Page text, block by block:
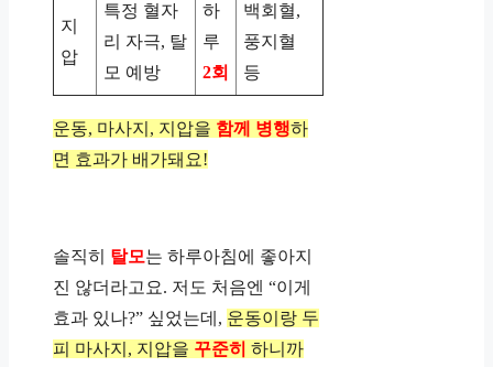
지
압
특정 혈자
리 자극, 탈
모 예방
하
루
2회
백회혈,
풍지혈
등
운동, 마사지, 지압을 함께 병행하
면 효과가 배가돼요!
솔직히 탈모는 하루아침에 좋아지
진 않더라고요. 저도 처음엔 “이게
효과 있나?” 싶었는데, 운동이랑 두
피 마사지, 지압을 꾸준히 하니까